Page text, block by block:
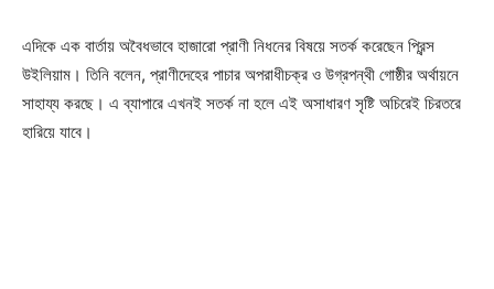
এদিকে এক বার্তায় অবৈধভাবে হাজারো প্রাণী নিধনের বিষয়ে সতর্ক করেছেন প্রিন্স
উইলিয়াম। তিনি বলেন, প্রাণীদেহের পাচার অপরাধীচক্র ও উগ্রপন্থী গোষ্ঠীর অর্থায়নে
সাহায্য করছে। এ ব্যাপারে এখনই সতর্ক না হলে এই অসাধারণ সৃষ্টি অচিরেই চিরতরে
হারিয়ে যাবে।